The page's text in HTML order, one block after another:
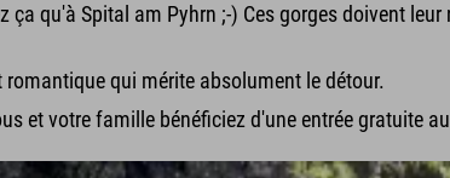
ça qu'à Spital am Pyhrn ;-) Ces gorges doivent
qui mérite absolument le détour.
et votre famille bénéficiez d'une entrée gratuite